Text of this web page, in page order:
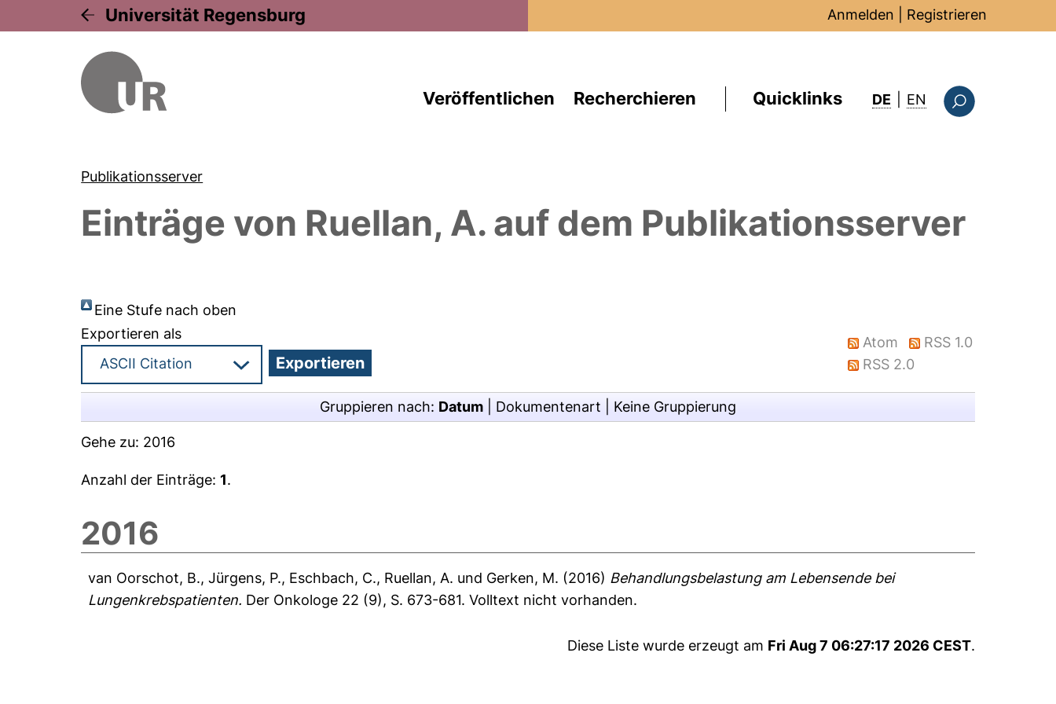
Universität Regensburg Anmelden Registrieren
Veröffentlichen Recherchieren Quicklinks DE EN : this page in
Publikationsserver
Einträge von Ruellan, A. auf dem Publikationsserver
Eine Stufe nach oben
Exportieren als
Atom
RSS 1.0
RSS 2.0
Gruppieren nach: Datum Dokumentenart Keine Gruppierung
Gehe zu: 2016
Anzahl der Einträge:1.
2016
van Oorschot, B.,Jürgens, P., Eschbach, C., Ruellan, A. und Gerken, M. (2016) Behandlungsbelastung am Lebensende bei
Lungenkrebspatienten. Der Onkologe 22 (9), S. 673-681.Volltext nicht vorhanden.
Diese Liste wurde erzeugt am Fri Aug 7 06:27:17 2026 CEST.